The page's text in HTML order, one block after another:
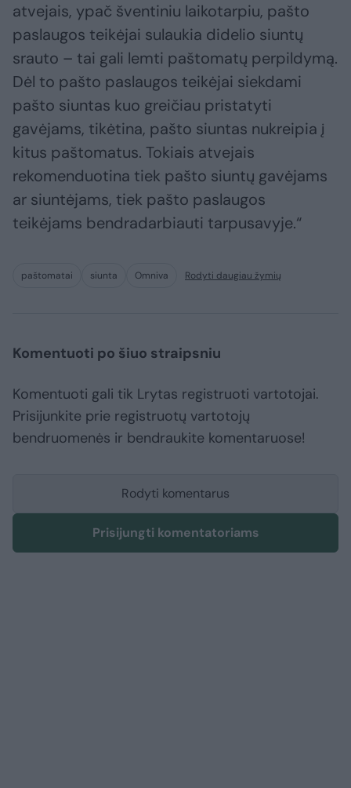
atvejais, ypač šventiniu laikotarpiu, pašto
paslaugos teikėjai sulaukia didelio siuntų
srauto – tai gali lemti paštomatų perpildymą.
Dėl to pašto paslaugos teikėjai siekdami
pašto siuntas kuo greičiau pristatyti
gavėjams, tikėtina, pašto siuntas nukreipia į
kitus paštomatus. Tokiais atvejais
rekomenduotina tiek pašto siuntų gavėjams
ar siuntėjams, tiek pašto paslaugos
teikėjams bendradarbiauti tarpusavyje.“
paštomatai siunta Omniva Rodyti daugiau žymių
Komentuoti po šiuo straipsniu
Komentuoti gali tik Lrytas registruoti vartotojai.
Prisijunkite prie registruotų vartotojų
bendruomenės ir bendraukite komentaruose!
Rodyti komentarus
Prisijungti komentatoriams